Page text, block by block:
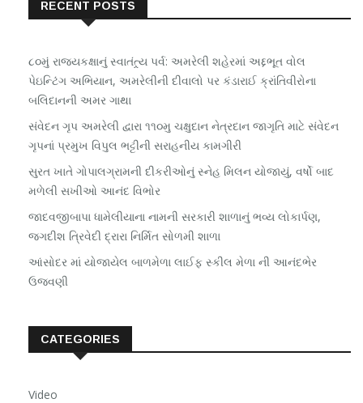
RECENT POSTS
૮૦મું રાજ્યકક્ષાનું સ્વાતંત્ર્ય પર્વ: અમરેલી શહેરમાં અદ્દભૂત વોલ
પેઇન્ટિંગ અભિયાન, અમરેલીની દીવાલો પર કંડારાઈ ક્રાંતિવીરોના
બલિદાનની અમર ગાથા
સંવેદન ગૃપ અમરેલી દ્વારા ૧૧૦મુ ચક્ષુદાન નેત્રદાન જાગૃતિ માટે સંવેદન
ગૃપનાં પ્રમુખ વિપુલ ભટ્ટીની સરાહનીય કામગીરી
સુરત ખાતે ગોપાલગ્રામની દીકરીઓનું સ્નેહ મિલન યોજાયું, વર્ષો બાદ
મળેલી સખીઓ આનંદ વિભોર
જાદવજીબાપા ધામેલીયાના નામની સરકારી શાળાનું ભવ્ય લોકાર્પણ,
જગદીશ ત્રિવેદી દ્રારા નિર્મિત સોળમી શાળા
આંસોદર માં યોજાયેલ બાળમેળા લાઈફ સ્કીલ મેળા ની આનંદભેર
ઉજવણી
CATEGORIES
Video